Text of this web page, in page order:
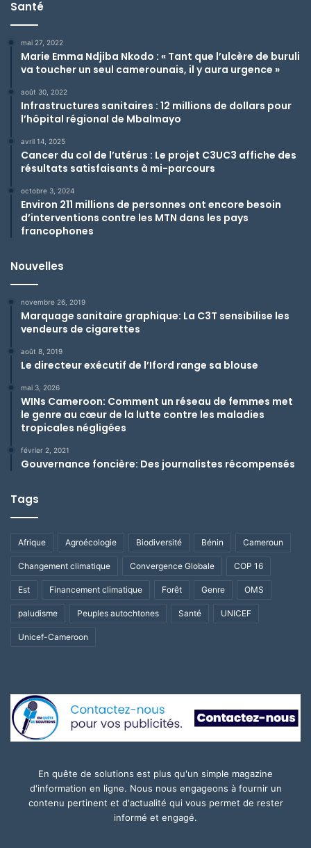
Santé
mai 27, 2022
Marie Emma Ndjiba Nkodo : « Tant que l’ulcère de buruli
va toucher un seul camerounais, il y aura urgence »
août 30, 2022
Infrastructures sanitaires : 12 millions de dollars pour
l’hôpital régional de Mbalmayo
avril 14, 2025
Cancer du col de l’utérus : Le projet C3UC3 affiche des
résultats satisfaisants à mi-parcours
octobre 3, 2024
Environ 211 millions de personnes ont encore besoin
d’interventions contre les MTN dans les pays
francophones
Nouvelles
novembre 26, 2019
Marquage sanitaire graphique: La C3T sensibilise les
vendeurs de cigarettes
août 8, 2019
Le directeur exécutif de l’Iford range sa blouse
mai 3, 2026
WINs Cameroon: Comment un réseau de femmes met
le genre au cœur de la lutte contre les maladies
tropicales négligées
février 2, 2021
Gouvernance foncière: Des journalistes récompensés
Tags
Afrique Agroécologie Biodiversité Bénin Cameroun
Changement climatique Convergence Globale COP 16
Est Financement climatique Forêt Genre OMS
paludisme Peuples autochtones Santé UNICEF
Unicef-Cameroon
En quête de solutions est plus qu'un simple magazine
d'information en ligne. Nous nous engageons à fournir un
contenu pertinent et d'actualité qui vous permet de rester
informé et engagé.